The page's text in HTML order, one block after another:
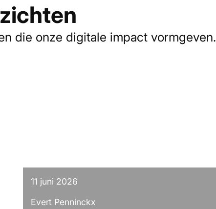
die onze digitale impact vormgeven.
11 juni 2026
Evert Penninckx